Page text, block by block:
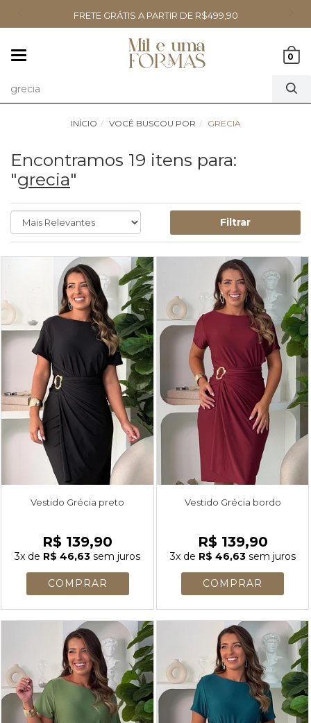
FRETE GRÁTIS A PARTIR DE R$499,90
0
INÍCIO VOCÊ BUSCOU POR GRECIA
Encontramos 19 itens para:
"grecia"
Filtrar
Vestido Grécia preto
R$ 139,90
3x de R$ 46,63 sem juros
Vestido Grécia bordo
R$ 139,90
3xde R$ 46,63sem juros